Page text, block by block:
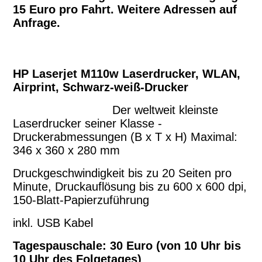
15 Euro pro Fahrt. Weitere Adressen auf
Anfrage.
HP Laserjet M110w Laserdrucker, WLAN,
Airprint, Schwarz-weiß-Drucker
Der weltweit kleinste
Laserdrucker seiner Klasse -
Druckerabmessungen (B x T x H) Maximal:
346 x 360 x 280 mm
Druckgeschwindigkeit bis zu 20 Seiten pro
Minute, Druckauflösung bis zu 600 x 600 dpi,
150-Blatt-Papierzuführung
inkl. USB Kabel
Tagespauschale: 30 Euro (von 10 Uhr bis
10 Uhr des Folgetages)